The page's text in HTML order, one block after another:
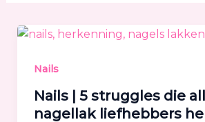
Nails
Nails | 5 struggles die
nagellak liefhebbers